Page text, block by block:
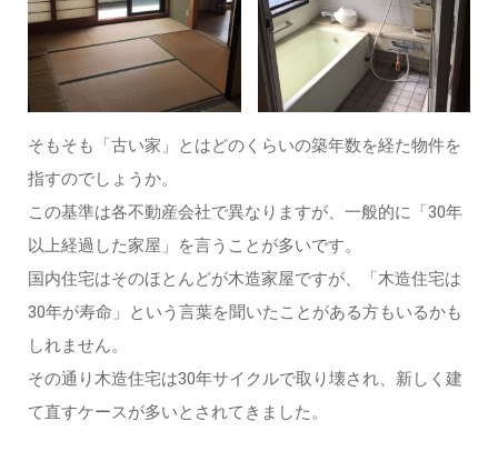
そもそも「古い家」とはどのくらいの築年数を経た物件を
指すのでしょうか。
この基準は各不動産会社で異なりますが、一般的に「30年
以上経過した家屋」を言うことが多いです。
国内住宅はそのほとんどが木造家屋ですが、「木造住宅は
30年が寿命」という言葉を聞いたことがある方もいるかも
しれません。
その通り木造住宅は30年サイクルで取り壊され、新しく建
て直すケースが多いとされてきました。